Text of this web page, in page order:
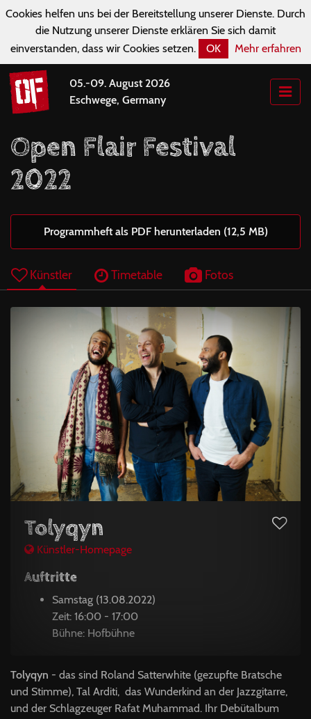
Cookies helfen uns bei der Bereitstellung unserer Dienste. Durch
die Nutzung unserer Dienste erklären Sie sich damit
einverstanden, dass wir Cookies setzen.
OK Mehr erfahren
05.-09. August 2026
Eschwege, Germany
Open Flair Festival
2022
Programmheft als PDF herunterladen (12,5 MB)
Künstler Timetable Fotos
Tolyqyn
Künstler-Homepage
Auftritte
Samstag (13.08.2022)
Zeit: 16:00 - 17:00
Bühne: Hofbühne
Tolyqyn - das sind Roland Satterwhite (gezupfte Bratsche
und Stimme), Tal Arditi, das Wunderkind an der Jazzgitarre,
und der Schlagzeuger Rafat Muhammad. Ihr Debütalbum